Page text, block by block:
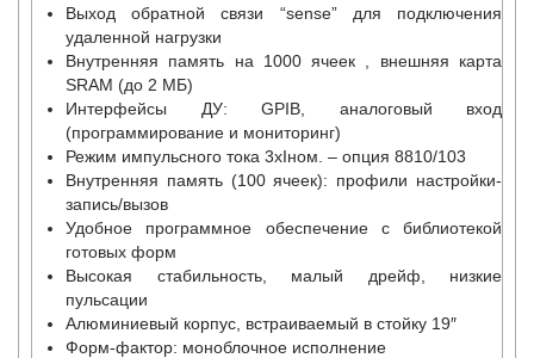
Выход обратной связи “sense” для подключения
удаленной нагрузки
Внутренняя память на 1000 ячеек , внешняя карта
SRAM (до 2 МБ)
Интерфейсы ДУ: GPIB, аналоговый вход
(программирование и мониторинг)
Режим импульсного тока 3хIном. – опция 8810/103
Внутренняя память (100 ячеек): профили настройки-
запись/вызов
Удобное программное обеспечение с библиотекой
готовых форм
Высокая стабильность, малый дрейф, низкие
пульсации
Алюминиевый корпус, встраиваемый в стойку 19″
Форм-фактор: моноблочное исполнение